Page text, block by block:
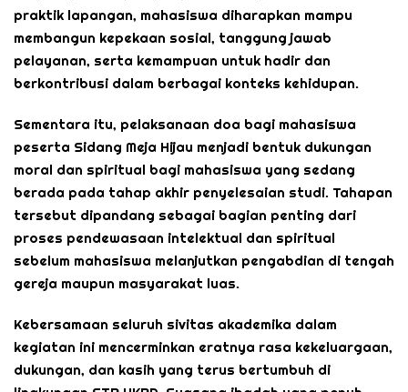
praktik lapangan, mahasiswa diharapkan mampu
membangun kepekaan sosial, tanggung jawab
pelayanan, serta kemampuan untuk hadir dan
berkontribusi dalam berbagai konteks kehidupan.
Sementara itu, pelaksanaan doa bagi mahasiswa
peserta Sidang Meja Hijau menjadi bentuk dukungan
moral dan spiritual bagi mahasiswa yang sedang
berada pada tahap akhir penyelesaian studi. Tahapan
tersebut dipandang sebagai bagian penting dari
proses pendewasaan intelektual dan spiritual
sebelum mahasiswa melanjutkan pengabdian di tengah
gereja maupun masyarakat luas.
Kebersamaan seluruh sivitas akademika dalam
kegiatan ini mencerminkan eratnya rasa kekeluargaan,
dukungan, dan kasih yang terus bertumbuh di